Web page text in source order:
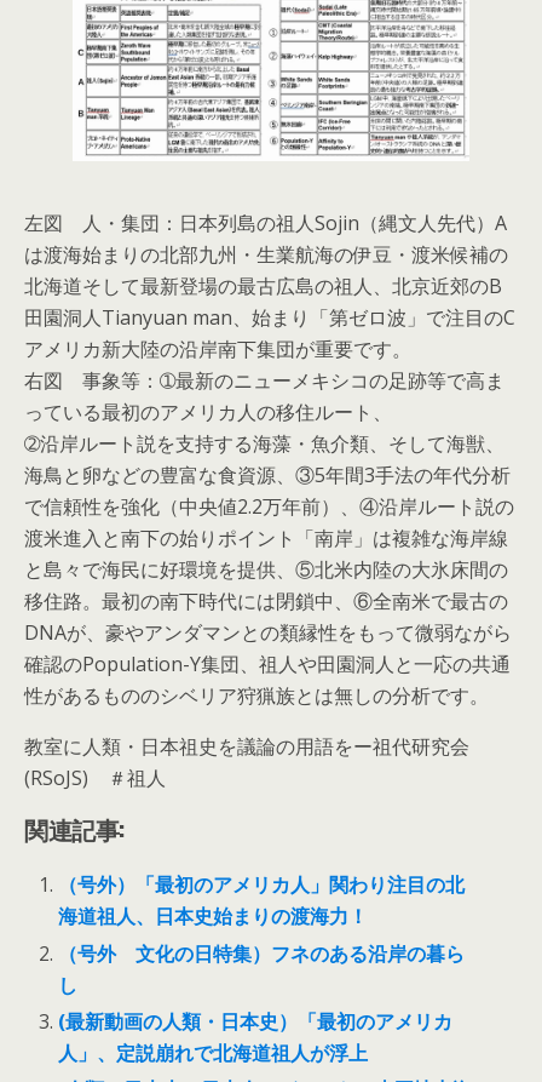
左図 人・集団：日本列島の祖人Sojin（縄文人先代）A
は渡海始まりの北部九州・生業航海の伊豆・渡米候補の
北海道そして最新登場の最古広島の祖人、北京近郊のB
田園洞人Tianyuan man、始まり「第ゼロ波」で注目のC
アメリカ新大陸の沿岸南下集団が重要です。
右図 事象等：➀最新のニューメキシコの足跡等で高ま
っている最初のアメリカ人の移住ルート、
➁沿岸ルート説を支持する海藻・魚介類、そして海獣、
海鳥と卵などの豊富な食資源、③5年間3手法の年代分析
で信頼性を強化（中央値2.2万年前）、④沿岸ルート説の
渡米進入と南下の始りポイント「南岸」は複雑な海岸線
と島々で海民に好環境を提供、⑤北米内陸の大氷床間の
移住路。最初の南下時代には閉鎖中、⑥全南米で最古の
DNAが、豪やアンダマンとの類縁性をもって微弱ながら
確認のPopulation-Y集団、祖人や田園洞人と一応の共通
性があるもののシベリア狩猟族とは無しの分析です。
教室に人類・日本祖史を議論の用語をー祖代研究会
(RSoJS) ＃祖人
関連記事:
（号外）「最初のアメリカ人」関わり注目の北
海道祖人、日本史始まりの渡海力！
（号外 文化の日特集）フネのある沿岸の暮ら
し
(最新動画の人類・日本史）「最初のアメリカ
人」、定説崩れで北海道祖人が浮上